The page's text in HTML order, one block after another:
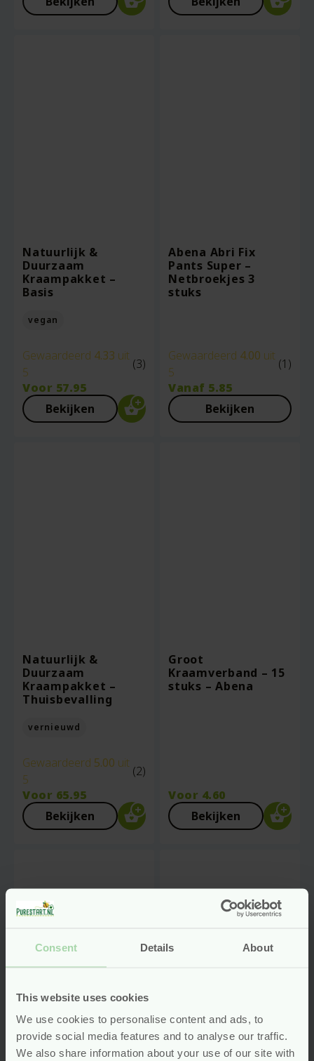
Consent Details About
This website uses cookies
We use cookies to personalise content and ads, to
provide social media features and to analyse our traffic.
We also share information about your use of our site with
Natuurlijk &
Duurzaam
Kraampakket –
Basis
vegan
Gewaardeerd 4.33 uit
5
(3)
Voor 57.95
Bekijken
Abena Abri Fix
Pants Super –
Netbroekjes 3
stuks
Gewaardeerd 4.00 uit
5
(1)
Vanaf 5.85
Bekijken
Natuurlijk &
Duurzaam
Kraampakket –
Thuisbevalling
vernieuwd
Gewaardeerd 5.00 uit
5
(2)
Voor 65.95
Bekijken
Groot
Kraamverband – 15
stuks – Abena
Voor 4.60
Bekijken